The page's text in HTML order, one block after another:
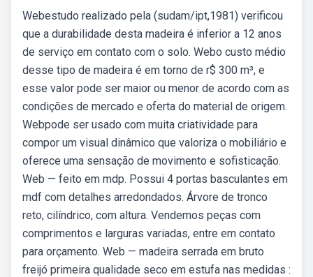
Webestudo realizado pela (sudam/ipt,1981) verificou
que a durabilidade desta madeira é inferior a 12 anos
de serviço em contato com o solo. Webo custo médio
desse tipo de madeira é em torno de r$ 300 m³, e
esse valor pode ser maior ou menor de acordo com as
condições de mercado e oferta do material de origem.
Webpode ser usado com muita criatividade para
compor um visual dinâmico que valoriza o mobiliário e
oferece uma sensação de movimento e sofisticação.
Web — feito em mdp. Possui 4 portas basculantes em
mdf com detalhes arredondados. Árvore de tronco
reto, cilíndrico, com altura. Vendemos peças com
comprimentos e larguras variadas, entre em contato
para orçamento. Web — madeira serrada em bruto
freijó primeira qualidade seco em estufa nas medidas :